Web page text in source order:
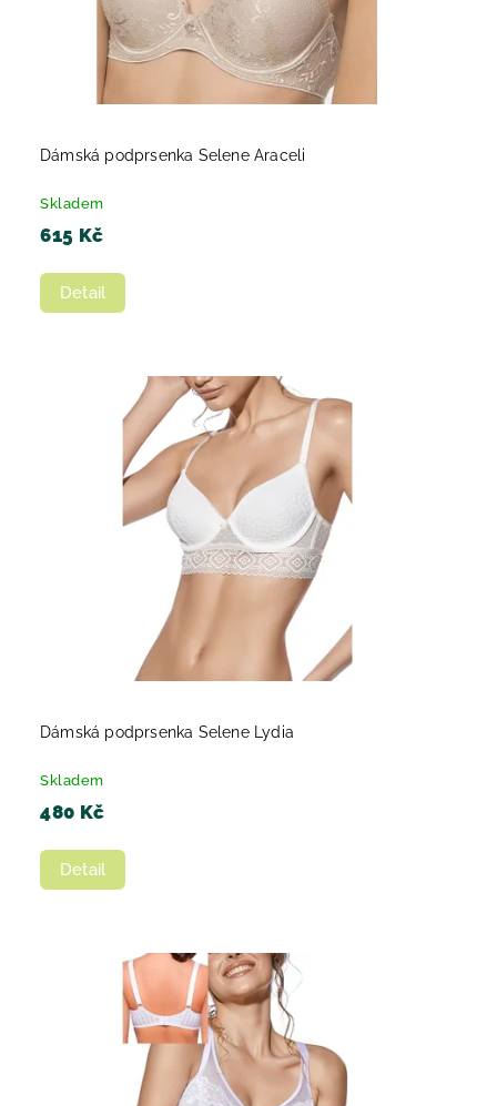
Dámská podprsenka Selene Araceli
Skladem
615 Kč
Detail
Dámská podprsenka Selene Lydia
Skladem
480 Kč
Detail